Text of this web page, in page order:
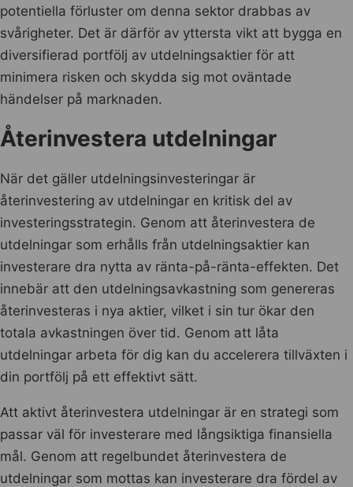
potentiella förluster om denna sektor drabbas av
svårigheter. Det är därför av yttersta vikt att bygga en
diversifierad portfölj av utdelningsaktier för att
minimera risken och skydda sig mot oväntade
händelser på marknaden.
Återinvestera utdelningar
När det gäller utdelningsinvesteringar är
återinvestering av utdelningar en kritisk del av
investeringsstrategin. Genom att återinvestera de
utdelningar som erhålls från utdelningsaktier kan
investerare dra nytta av ränta-på-ränta-effekten. Det
innebär att den utdelningsavkastning som genereras
återinvesteras i nya aktier, vilket i sin tur ökar den
totala avkastningen över tid. Genom att låta
utdelningar arbeta för dig kan du accelerera tillväxten i
din portfölj på ett effektivt sätt.
Att aktivt återinvestera utdelningar är en strategi som
passar väl för investerare med långsiktiga finansiella
mål. Genom att regelbundet återinvestera de
utdelningar som mottas kan investerare dra fördel av